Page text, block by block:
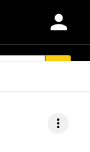
person
more_vert